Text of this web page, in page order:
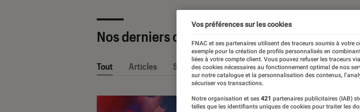
Nos derniers contenus
Tout Articles Sélections et guides Tests
Vos préférences sur les cookies
FNAC et ses partenaires utilisent des traceurs soumis à votre
exemple pour la création de profils personnalisés en
liées à votre compte client. Vous pouvez refuser les traceurs
des cookies nécessaires au fonctionnement optimal de nos
sur notre catalogue et la personnalisation des contenus,
sécuriser vos transactions.
Notre organisation et ses 421 partenaires publicitaires (IAB)
telles que les identifiants uniques de cookies pour traiter les